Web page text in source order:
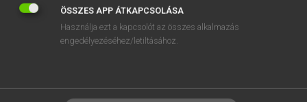
ELÉRHETŐSÉG
SÜTI BEÁLLÍTÁSOK
ÖSSZES APP ÁTKAPCSOLÁSA
Használja ezt a kapcsolót az összes alkalmazás
engedélyezéséhez/letiltásához.